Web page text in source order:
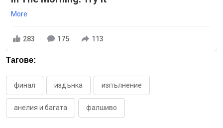
More
283 175 113
Тагове:
финал издънка изпълнение
анелия и багата фалшиво